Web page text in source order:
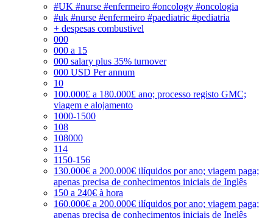
#UK #nurse #enfermeiro #oncology #oncologia
#uk #nurse #enfermeiro #paediatric #pediatria
+ despesas combustivel
000
000 a 15
000 salary plus 35% turnover
000 USD Per annum
10
100.000£ a 180.000£ ano; processo registo GMC;
viagem e alojamento
1000-1500
108
108000
114
1150-156
130.000€ a 200.000€ ilíquidos por ano; viagem paga;
apenas precisa de conhecimentos iniciais de Inglês
150 a 240€ à hora
160.000€ a 200.000€ ilíquidos por ano; viagem paga;
apenas precisa de conhecimentos iniciais de Inglês